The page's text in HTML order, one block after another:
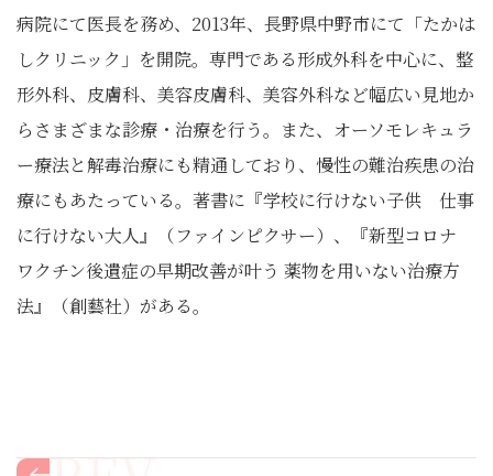
病院にて医長を務め、2013年、長野県中野市にて「たかは
しクリニック」を開院。専門である形成外科を中心に、整
形外科、皮膚科、美容皮膚科、美容外科など幅広い見地か
らさまざまな診療・治療を行う。また、オーソモレキュラ
ー療法と解毒治療にも精通しており、慢性の難治疾患の治
療にもあたっている。著書に『学校に行けない子供 仕事
に行けない大人』（ファインピクサー）、『新型コロナ
ワクチン後遺症の早期改善が叶う 薬物を用いない治療方
法』（創藝社）がある。